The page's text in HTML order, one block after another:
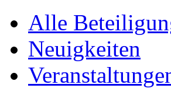
Alle
Neuigkeiten